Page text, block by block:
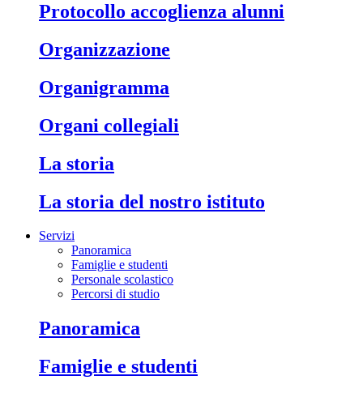
Protocollo accoglienza alunni
Organizzazione
Organigramma
Organi collegiali
La storia
La storia del nostro istituto
Servizi
Panoramica
Famiglie e studenti
Personale scolastico
Percorsi di studio
Panoramica
Famiglie e studenti